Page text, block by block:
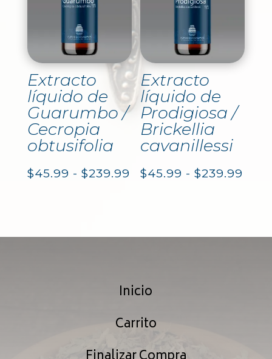
hasta
$239.99
Extracto
líquido de
Guarumbo /
Cecropia
obtusifolia
$45.99 - $239.99 Rango
hasta
$239.99
Extracto
líquido de
Prodigiosa /
Brickellia
cavanillessi
$45.99 - $239.99
Inicio
Carrito